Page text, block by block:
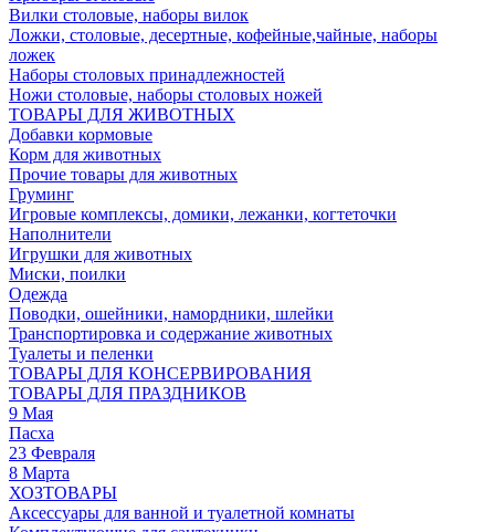
Вилки столовые, наборы вилок
Ложки, столовые, десертные, кофейные,чайные, наборы
ложек
Наборы столовых принадлежностей
Ножи столовые, наборы столовых ножей
ТОВАРЫ ДЛЯ ЖИВОТНЫХ
Добавки кормовые
Корм для животных
Прочие товары для животных
Груминг
Игровые комплексы, домики, лежанки, когтеточки
Наполнители
Игрушки для животных
Миски, поилки
Одежда
Поводки, ошейники, намордники, шлейки
Транспортировка и содержание животных
Туалеты и пеленки
ТОВАРЫ ДЛЯ КОНСЕРВИРОВАНИЯ
ТОВАРЫ ДЛЯ ПРАЗДНИКОВ
9 Мая
Пасха
23 Февраля
8 Марта
ХОЗТОВАРЫ
Аксессуары для ванной и туалетной комнаты